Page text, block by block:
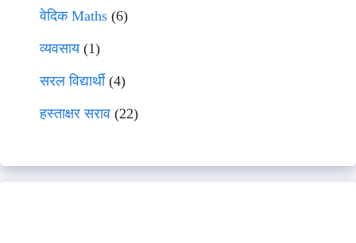
वेदिक Maths (6)
व्यवसाय(1)
सरल विद्यार्थी(4)
हस्ताक्षर सराव (22)